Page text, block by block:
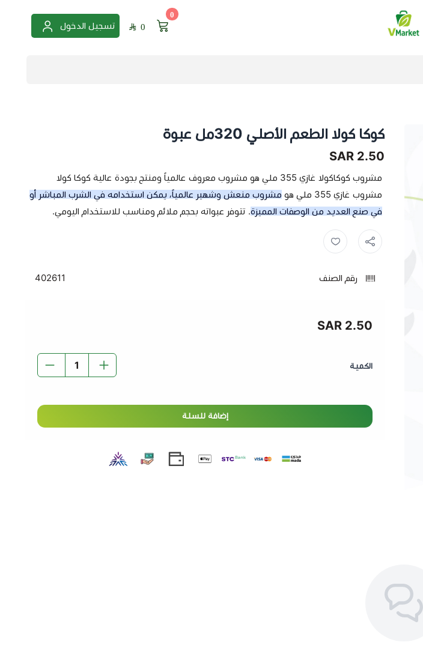
فيلج ماركت | VMarket
0
0 تسجيل الدخول
كوكا كولا الطعم الأصلي 320مل عبوة
2.50 SAR
مشروب كوكاكولا غازي 355 ملي هو مشروب معروف عالمياً ومنتج بجودة عالية كوكا كولا
مشروب غازي 355 ملي هو
مشروب منعش وشهير عالمياً، يمكن استخدامه في الشرب المباشر أو
في صنع العديد من الوصفات المميزة. تتوفر عبواته بحجم ملائم ومناسب للاستخدام اليومي.
رقم الصنف 402611
الكمية
2.50 SAR
إضافة للسلة